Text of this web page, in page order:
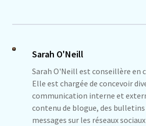
Sarah O'Neill
Sarah O'Neill est conseillère en
Elle est chargée de concevoir
communication interne et
contenu de blogue, des
messages sur les réseaux